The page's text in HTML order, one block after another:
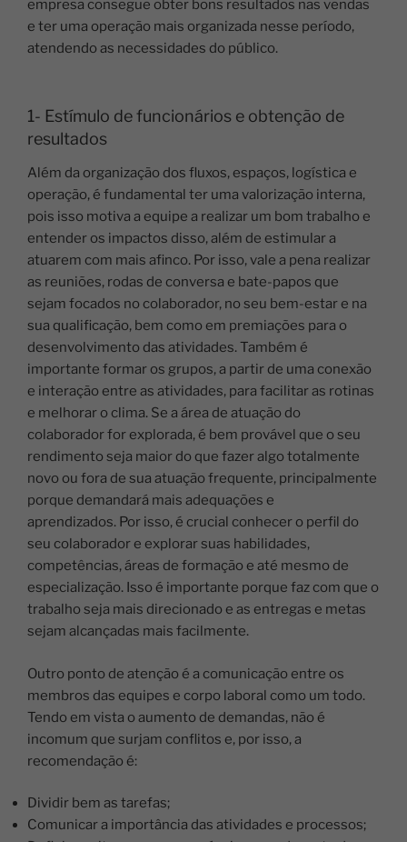
empresa consegue obter bons resultados nas vendas
e ter uma operação mais organizada nesse período,
atendendo as necessidades do público.
1- Estímulo de funcionários e obtenção de
resultados
Além da organização dos fluxos, espaços, logística e
operação, é fundamental ter uma valorização interna,
pois isso motiva a equipe a realizar um bom trabalho e
entender os impactos disso, além de estimular a
atuarem com mais afinco. Por isso, vale a pena realizar
as reuniões, rodas de conversa e bate-papos que
sejam focados no colaborador, no seu bem-estar e na
sua qualificação, bem como em premiações para o
desenvolvimento das atividades.Também é
importante formar os grupos, a partir de uma conexão
e interação entre as atividades, para facilitar as rotinas
e melhorar o clima. Se a área de atuação do
colaborador for explorada, é bem provável que o seu
rendimento seja maior do que fazer algo totalmente
novo ou fora de sua atuação frequente, principalmente
porque demandará mais adequações e
aprendizados. Por isso, é crucial conhecer o perfil do
seu colaborador e explorar suas habilidades,
competências, áreas de formação e até mesmo de
especialização. Isso é importante porque faz com que o
trabalho seja mais direcionado e as entregas e metas
sejam alcançadas mais facilmente.
Outro ponto de atenção é a comunicação entre os
membros das equipes e corpo laboral como um todo.
Tendo em vista o aumento de demandas, não é
incomum que surjam conflitos e, por isso, a
recomendação é:
Dividir bem as tarefas;
Comunicar a importância das atividades e processos;